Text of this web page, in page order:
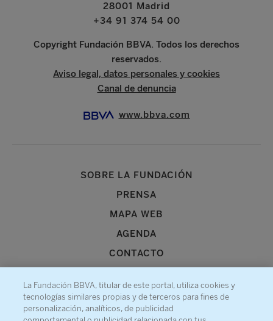
28001 Madrid
+34 91 374 54 00
Copyright Fundación BBVA. Todos los derechos
reservados.
Aviso legal, datos personales y cookies
Canal de denuncia
www.bbva.com
SOBRE LA FUNDACIÓN
PRENSA
MAPA WEB
AGENDA
CONTACTO
La Fundación BBVA, titular de este portal, utiliza cookies y
tecnologías similares propias y de terceros para fines de
personalización, analíticos, de publicidad